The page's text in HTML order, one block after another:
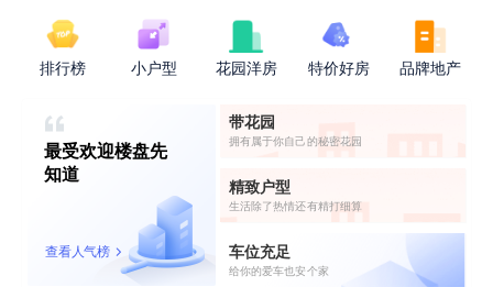
排行榜 小户型 花园洋房 特价好房 品牌地产
最受欢迎楼盘先
知道
查看人气榜
带花园
拥有属于你自己的秘密花园
精致户型
生活除了热情还有精打细算
车位充足
给你的爱车也安个家